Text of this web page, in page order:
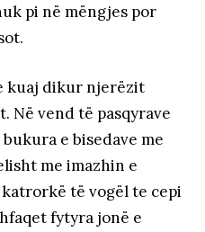
pi në mëngjes por
kuaj dikur njerëzit
Në vend të pasqyrave
e bisedave me
me imazhin e
të vogël te cepi
fytyra jonë e